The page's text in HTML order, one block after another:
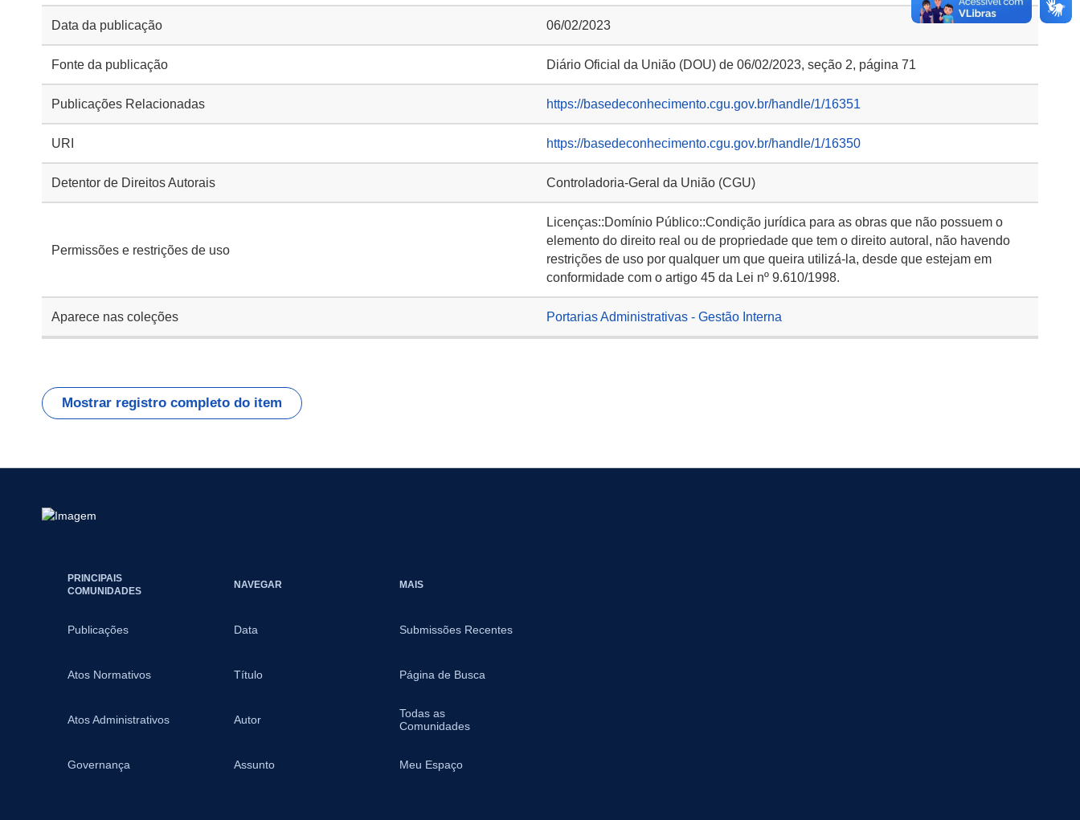
Data da publicação 06/02/2023
Fonte da publicação Diário Oficial da União (DOU) de 06/02/2023, seção 2, página 71
Publicações Relacionadas https://basedeconhecimento.cgu.gov.br/handle/1/16351
URI https://basedeconhecimento.cgu.gov.br/handle/1/16350
Detentor de Direitos Autorais Controladoria-Geral da União (CGU)
Permissões e restrições de uso
Licenças::Domínio Público::Condição jurídica para as obras que não possuem o
elemento do direito real ou de propriedade que tem o direito autoral, não havendo
restrições de uso por qualquer um que queira utilizá-la, desde que estejam em
conformidade com o artigo 45 da Lei nº 9.610/1998.
Aparece nas coleções Portarias Administrativas - Gestão Interna
Mostrar registro completo do item
PRINCIPAIS
COMUNIDADES
Publicações
Atos Normativos
Atos Administrativos
Governança
NAVEGAR
Data
Título
Autor
Assunto
MAIS
Submissões Recentes
Página de Busca
Todas as
Comunidades
Meu Espaço